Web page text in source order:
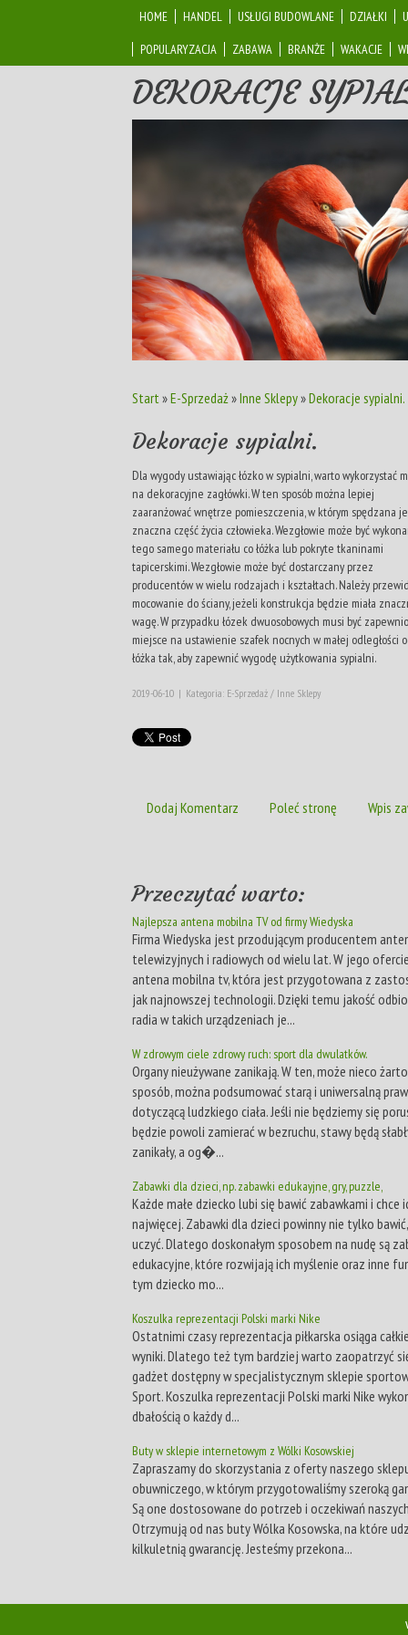
HOME HANDEL USŁUGI BUDOWLANE DZIAŁKI
POPULARYZACJA
ZABAWA BRANŻE WAKACJE
DEKORACJE
Start »E-Sprzedaż»Inne Sklepy»Dekoracje sypialni.
Dekoracje sypialni.
Dla wygody ustawiając łózko w sypialni, warto wykorzystać
na dekoracyjne zagłówki. W ten sposób można lepiej
zaaranżować wnętrze pomieszczenia, w którym spędzana
znaczna część życia człowieka. Wezgłowie może być
tego samego materiału co łóżka lub pokryte tkaninami
tapicerskimi. Wezgłowie może być dostarczany przez
producentów w wielu rodzajach i kształtach. Należy
mocowanie do ściany, jeżeli konstrukcja będzie miała
wagę. W przypadku łózek dwuosobowych musi być
miejsce na ustawienie szafek nocnych w małej odległości
łóżka tak, aby zapewnić wygodę użytkowania sypialni.
2019-06-10 | Kategoria: E-Sprzedaż / Inne Sklepy
Dodaj Komentarz Poleć stronę Wpis
Przeczytać warto:
Najlepsza antena mobilna TV od firmy Wiedyska
Firma Wiedyska jest przodującym producentem
telewizyjnych i radiowych od wielu lat. W jego
antena mobilna tv, która jest przygotowana z
jak najnowszej technologii. Dzięki temu jakość
radia w takich urządzeniach je...
W zdrowym ciele zdrowy ruch: sport dla dwulatków.
Organy nieużywane zanikają. W ten, może nieco
sposób, można podsumować starą i uniwersalną
dotyczącą ludzkiego ciała. Jeśli nie będziemy się
będzie powoli zamierać w bezruchu, stawy będą
zanikały, a og�...
Zabawki dla dzieci, np. zabawki edukayjne, gry, puzzle,
Każde małe dziecko lubi się bawić zabawkami i chce
najwięcej. Zabawki dla dzieci powinny nie tylko
uczyć. Dlatego doskonałym sposobem na nudę są
edukacyjne, które rozwijają ich myślenie oraz inne
tym dziecko mo...
Koszulka reprezentacji Polski marki Nike
Ostatnimi czasy reprezentacja piłkarska osiąga
wyniki. Dlatego też tym bardziej warto zaopatrzyć
gadżet dostępny w specjalistycznym sklepie
Sport. Koszulka reprezentacji Polski marki Nike
dbałością o każdy d...
Buty w sklepie internetowym z Wólki Kosowskiej
Zapraszamy do skorzystania z oferty naszego
obuwniczego, w którym przygotowaliśmy szeroką
Są one dostosowane do potrzeb i oczekiwań
Otrzymują od nas buty Wólka Kosowska, na które
kilkuletnią gwarancję. Jesteśmy przekona...